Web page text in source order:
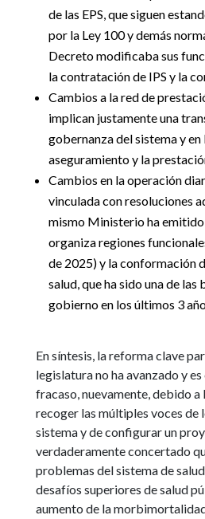
de las EPS, que siguen
por la Ley 100 y demás
Decreto modificaba sus
la contratación de IPS y la
Cambios a la red de
implican justamente una
gobernanza del sistema y
aseguramiento y la
Cambios en la operación
vinculada con resoluciones
mismo Ministerio ha
organiza regiones
de 2025) y la conformación
salud, que ha sido una de las
gobierno en los últimos 3
En síntesis, la reforma clave
legislatura no ha avanzado y
fracaso, nuevamente, debido a
recoger las múltiples voces de
sistema y de configurar un
verdaderamente concertado
problemas del sistema de
desafíos superiores de salud
aumento de la